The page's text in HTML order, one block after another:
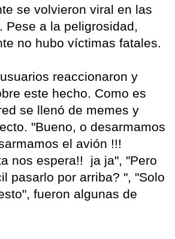
se volvieron viral en las
Pese a la peligrosidad,
no hubo víctimas fatales.
reaccionaron y
este hecho. Como es
se llenó de memes y
"Bueno, o desarmamos
el avión !!!
nos espera!! ja ja", "Pero
pasarlo por arriba? ", "Solo
fueron algunas de